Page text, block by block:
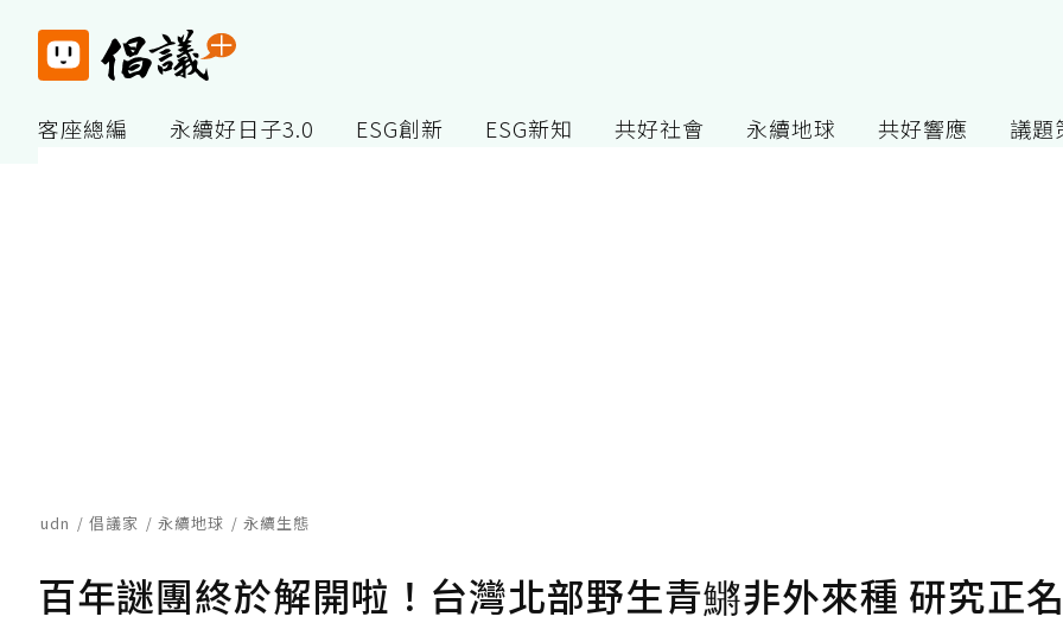
客座總編 永續好日子3.0 ESG創新 ESG新知 共好社會 永續地球 共好響應 議題
udn 倡議家 永續地球 永續生態
百年謎團終於解開啦！台灣北部野生青鱂非外來種 研究正